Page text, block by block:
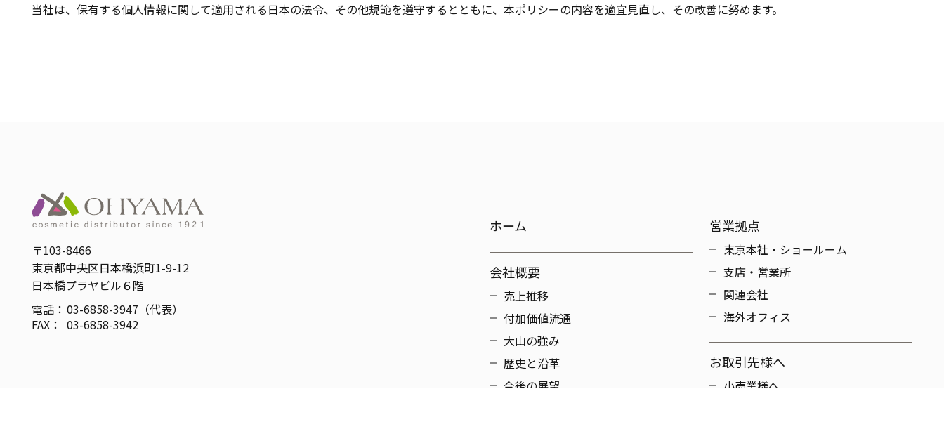
当社は、保有する個人情報に関して適用される日本の法令、その他規範を遵守するとともに、本ポリシーの内容を適宜見直し、その改善に努めます。
〒103-8466
東京都中央区日本橋浜町1-9-12
日本橋プラヤビル６階
電話： 03-6858-3947（代表）
FAX： 03-6858-3942
ホーム
会社概要
売上推移
付加価値流通
大山の強み
歴史と沿革
今後の展望
営業拠点
東京本社・ショールーム
支店・営業所
関連会社
海外オフィス
お取引先様へ
小売業様へ